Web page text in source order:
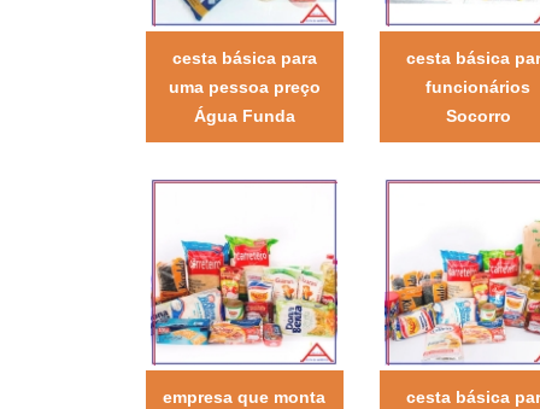
cesta básica para
uma pessoa preço
Água Funda
cesta básica
funcionários
Socorro
empresa que monta
cesta básica